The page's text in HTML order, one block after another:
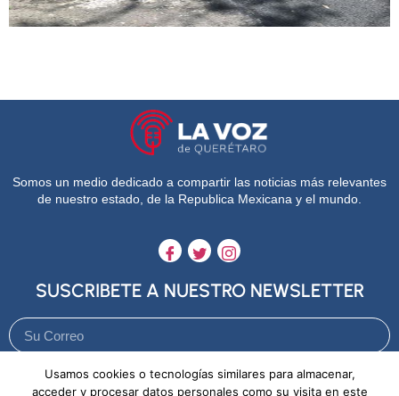
Somos un medio dedicado a compartir las noticias más relevantes
de nuestro estado, de la Republica Mexicana y el mundo.
SUSCRIBETE A NUESTRO NEWSLETTER
Enviar
Usamos cookies o tecnologías similares para almacenar,
acceder y procesar datos personales como su visita en este